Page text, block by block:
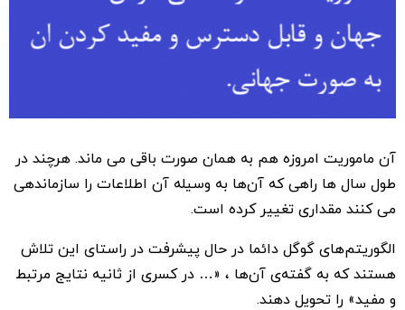
آن ماموریت امروزه هم به همان صورت باقی می ماند. هرچند در
طول سال ها راهی که آن‌ها به وسیله آن اطلاعات را سازماندهی
می کنند مقداری تغییر کرده است.
الگوریتم‌های گوگل دائما در حال پیشرفت در راستای این تلاش
هستند که به گفته‌ی آن‌ها ، «… در کسری از ثانیه نتایج مرتبط
و مفید» را تحویل دهند.